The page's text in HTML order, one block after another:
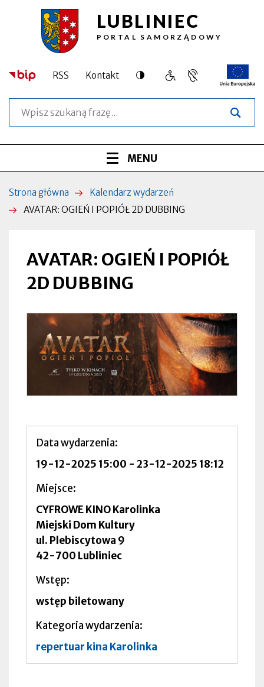
AVATAR:
OGIEŃ
POPIÓŁ
2D
DUBBING
|
Lubliniec
Przejdź
treści
Przejdź
głównego
Przejdź
wyszukiwarki
Przejdź
stopki
LUBLINIEC
PORTAL SAMORZĄDOWY
RSS Kontakt Dostępność
migowy,
niesłyszących
Obsługa
osób
szczególnych
Otworzy
się
serwisu
ROZWIŃ
MENU
Ścieżka
Strona główna
Kalendarz wydarzeń
AVATAR: OGIEŃ I POPIÓŁ 2D DUBBING
AVATAR: OGIEŃ I POPIÓŁ
2D DUBBING
Data wydarzenia
19-12-2025 15:00 - 23-12-2025 18:12
Miejsce
CYFROWE KINO Karolinka
Miejski Dom Kultury
ul. Plebiscytowa 9
42-700 Lubliniec
Wstęp
wstęp biletowany
Kategoria wydarzenia
repertuar kina Karolinka